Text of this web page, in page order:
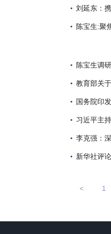
刘延东：
陈宝生:聚
陈宝生调
教育部关
国务院印
习近平主
李克强：
新华社评
< 1